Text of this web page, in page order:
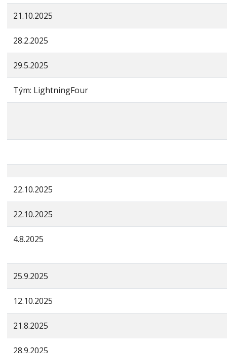
21.10.2025
28.2.2025
29.5.2025
Tým: LightningFour
22.10.2025
22.10.2025
4.8.2025
25.9.2025
12.10.2025
21.8.2025
28.9.2025